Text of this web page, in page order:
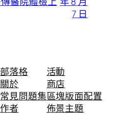
7 日
部落格
關於
常見問題集
作者
活動
商店
區塊版面配置
佈景主題